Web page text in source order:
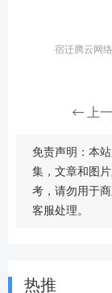
宿迁腾云网
上
免责声明：本
集，文章和图
考，请勿用于
客服处理。
热推